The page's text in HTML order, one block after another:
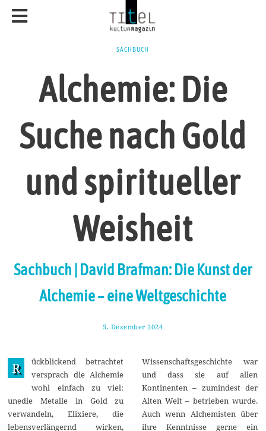
SACHBUCH
Alchemie: Die
Suche nach Gold
und spiritueller
Weisheit
Sachbuch | David Brafman: Die Kunst der
Alchemie – eine Weltgeschichte
5. Dezember 2024
e
m
b
r
2
R
ückblickend betrachtet
versprach die Alchemie
wohl einfach zu viel:
unedle Metalle in Gold zu
verwandeln, Elixiere, die
lebensverlängernd wirken,
Wissenschaftsgeschichte war
und dass sie auf allen
Kontinenten – zumindest der
Alten Welt – betrieben wurde.
Auch wenn Alchemisten über
ihre Kenntnisse gerne ein